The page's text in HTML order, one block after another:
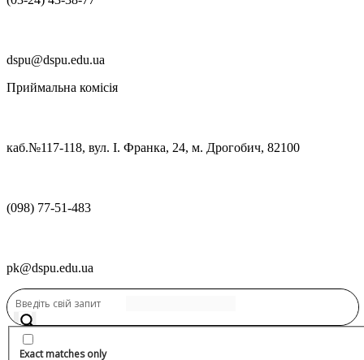
dspu@dspu.edu.ua
Приймальна комісія
каб.№117-118, вул. І. Франка, 24, м. Дрогобич, 82100
(098) 77-51-483
pk@dspu.edu.ua
Exact matches only
Переглянути нову версію
Переглянути нову версію